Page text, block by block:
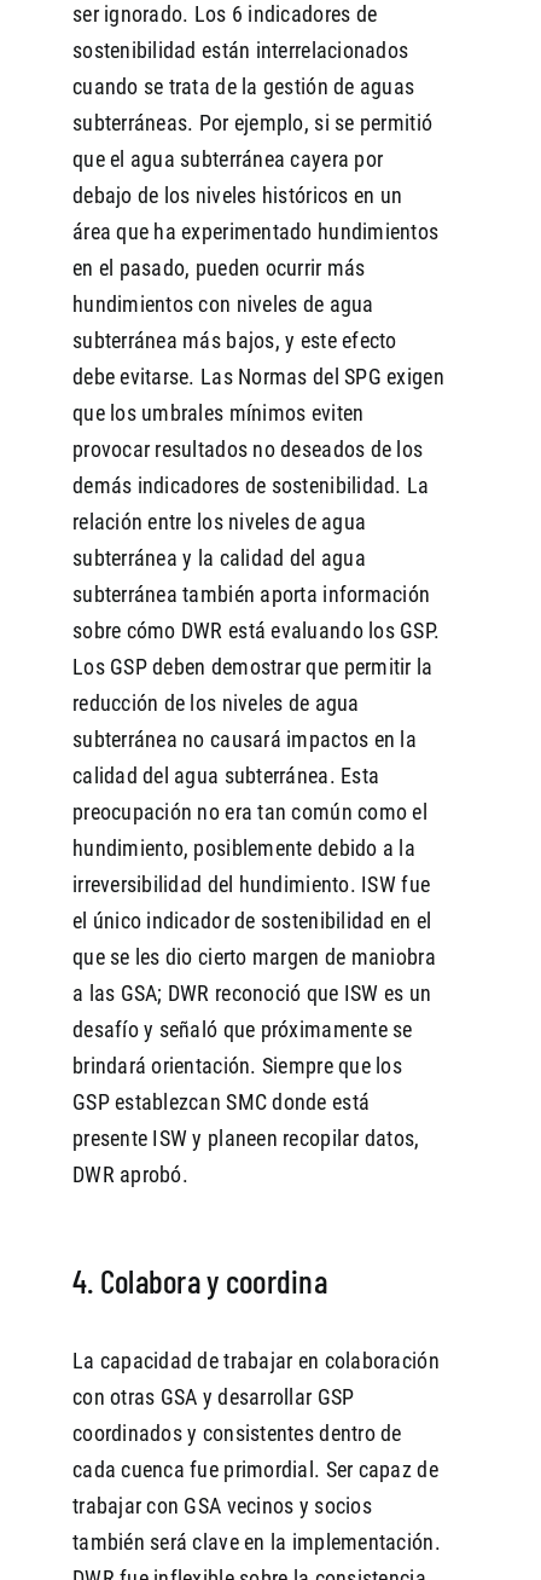
ser ignorado. Los 6 indicadores de
sostenibilidad están interrelacionados
cuando se trata de la gestión de aguas
subterráneas. Por ejemplo, si se permitió
que el agua subterránea cayera por
debajo de los niveles históricos en un
área que ha experimentado hundimientos
en el pasado, pueden ocurrir más
hundimientos con niveles de agua
subterránea más bajos, y este efecto
debe evitarse. Las Normas del SPG exigen
que los umbrales mínimos eviten
provocar resultados no deseados de los
demás indicadores de sostenibilidad. La
relación entre los niveles de agua
subterránea y la calidad del agua
subterránea también aporta información
sobre cómo DWR está evaluando los GSP.
Los GSP deben demostrar que permitir la
reducción de los niveles de agua
subterránea no causará impactos en la
calidad del agua subterránea. Esta
preocupación no era tan común como el
hundimiento, posiblemente debido a la
irreversibilidad del hundimiento. ISW fue
el único indicador de sostenibilidad en el
que se les dio cierto margen de maniobra
a las GSA; DWR reconoció que ISW es un
desafío y señaló que próximamente se
brindará orientación. Siempre que los
GSP establezcan SMC donde está
presente ISW y planeen recopilar datos,
DWR aprobó.
4. Colabora y coordina
La capacidad de trabajar en colaboración
con otras GSA y desarrollar GSP
coordinados y consistentes dentro de
cada cuenca fue primordial. Ser capaz de
trabajar con GSA vecinos y socios
también será clave en la implementación.